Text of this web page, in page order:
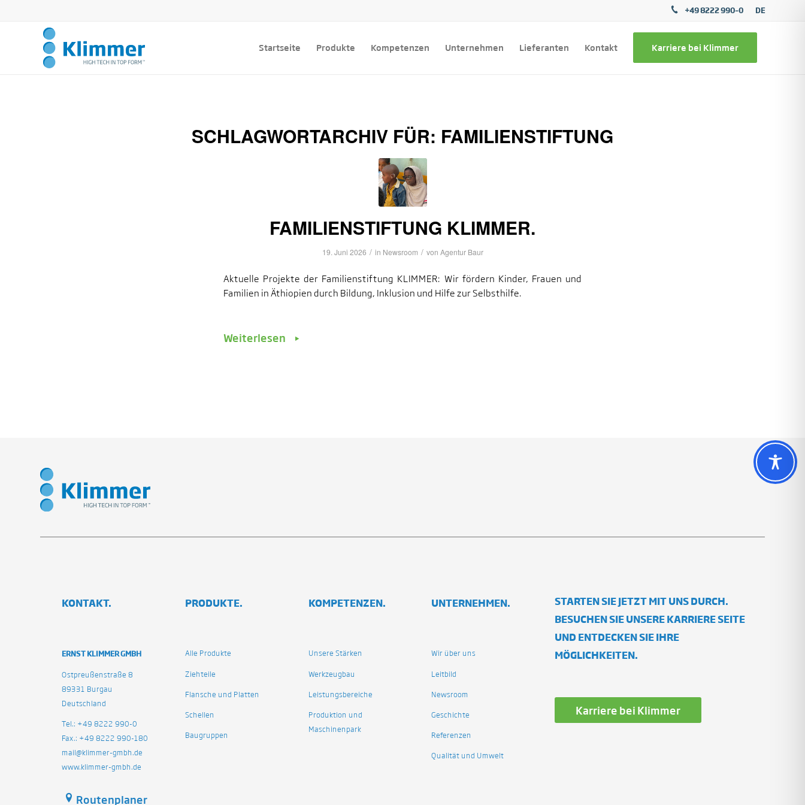
DE
+49 8222 990–0
Startseite Produkte Kompetenzen Unternehmen Lieferanten Kontakt Karriere bei Klimmer
SCHLAGWORTARCHIV FÜR: FAMILIENSTIFTUNG
FAMILIENSTIFTUNG KLIMMER.
19. Juni 2026 / in Newsroom / von Agentur Baur
Aktuelle Projekte der Familienstiftung KLIMMER: Wir fördern Kinder, Frauen und
Familien in Äthiopien durch Bildung, Inklusion und Hilfe zur Selbsthilfe.
Weiterlesen
KONTAKT.
ERNST KLIMMER GMBH
Ostpreußenstraße 8
89331 Burgau
Deutschland
Tel.: +49 8222 990-0
Fax.: +49 8222 990-180
mail@klimmer-gmbh.de
www.klimmer-gmbh.de
Routenplaner
PRODUKTE.
Alle Produkte
Ziehteile
Flansche und Platten
Schellen
Baugruppen
KOMPETENZEN.
Unsere Stärken
Werkzeugbau
Leistungsbereiche
Produktion und
Maschinenpark
UNTERNEHMEN.
Wir über uns
Leitbild
Newsroom
Geschichte
Referenzen
Qualität und Umwelt
STARTEN SIE JETZT MIT UNS DURCH.
BESUCHEN SIE UNSERE KARRIERE SEITE
UND ENTDECKEN SIE IHRE
MÖGLICHKEITEN.
Karriere bei Klimmer